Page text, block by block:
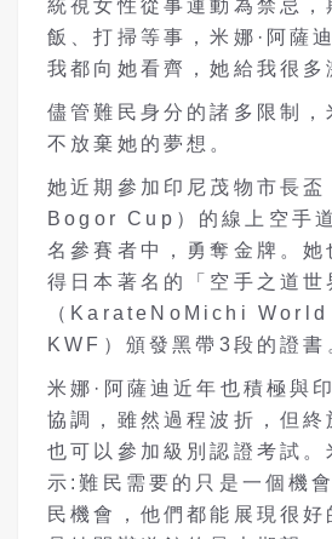
統視女性從事運動為禁忌，
飯、打掃等事，米娜·阿薩
我都向她看齊，她給我很多
儘管難民身分的諸多限制，
不放棄她的夢想。
她近期參加印尼茂物市長
Bogor Cup）的線上空手
名參賽者中，勇奪金牌。
得日本著名的「空手之道世
（KarateNoMichi
KWF）頒發黑帶3段的證書
米娜·阿薩迪近年也積極與
協調，雖然過程波折，但終
也可以參加級別認證考試。
示:難民需要的只是一個機
民機會，他們都能展現很